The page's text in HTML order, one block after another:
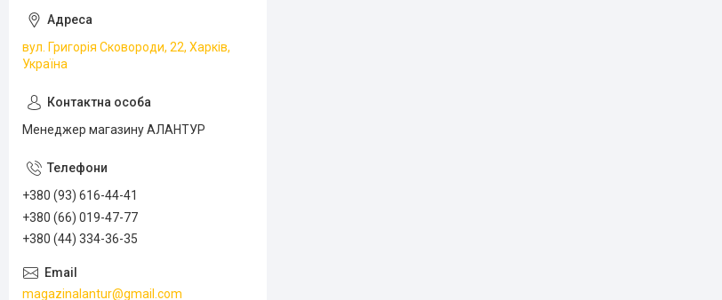
вул. Григорія Сковороди, 22, Харків,
Україна
Менеджер магазину АЛАНТУР
+380 (93) 616-44-41
+380 (66) 019-47-77
+380 (44) 334-36-35
magazinalantur@gmail.com